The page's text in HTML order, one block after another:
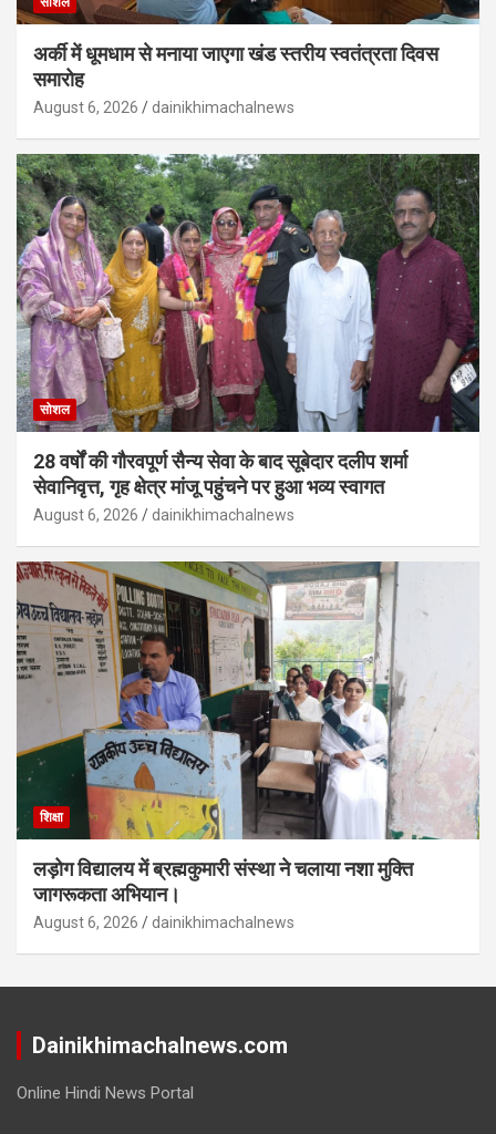
अर्की में धूमधाम से मनाया जाएगा खंड स्तरीय स्वतंत्रता दिवस
समारोह
August 6, 2026 dainikhimachalnews
सोशल
28 वर्षों की गौरवपूर्ण सैन्य सेवा के बाद सूबेदार दलीप शर्मा
सेवानिवृत्त, गृह क्षेत्र मांजू पहुंचने पर हुआ भव्य स्वागत
August 6, 2026 dainikhimachalnews
शिक्षा
लड़ोग विद्यालय में ब्रह्मकुमारी संस्था ने चलाया नशा मुक्ति
जागरूकता अभियान।
August 6, 2026 dainikhimachalnews
Dainikhimachalnews.com
Online Hindi News Portal